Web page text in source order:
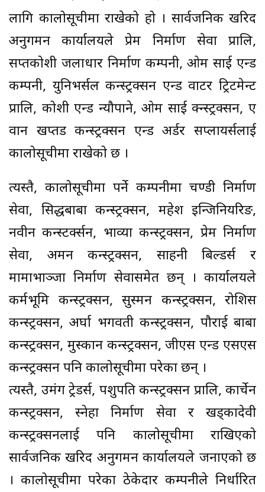
लागि कालोसूचीमा राखेको हो । सार्वजनिक खरिद
अनुगमन कार्यालयले प्रेम निर्माण सेवा प्रालि,
सप्तकोशी जलाधार निर्माण कम्पनी, ओम साई एन्ड
कम्पनी, युनिभर्सल कन्स्ट्रक्सन एन्ड वाटर ट्रिटमेन्ट
प्रालि, कोशी एन्ड न्यौपाने, ओम साई क्न्स्ट्रक्सन, ए
वान खप्तड कन्स्ट्रक्सन एन्ड अर्डर सप्लायर्सलाई
कालोसूचीमा राखेको छ ।
त्यस्तै, कालोसूचीमा पर्ने कम्पनीमा चण्डी निर्माण
सेवा, सिद्धबाबा कन्स्ट्रक्सन, महेश इन्जिनियरिङ,
नवीन कन्स्टर्क्सन, भाव्या कन्स्ट्रक्सन, प्रेम निर्माण
सेवा, अमन कन्स्ट्रक्सन, साहनी बिल्डर्स र
मामाभाञ्जा निर्माण सेवासमेत छन् । कार्यालयले
कर्मभूमि कन्स्ट्रक्सन, सुस्मन कन्स्ट्रक्सन, रोशिस
कन्स्ट्रक्सन, अर्घा भगवती कन्स्ट्रक्सन, पौराई बाबा
कन्स्ट्रक्सन, मुस्कान कन्स्ट्रक्सन, जीएस एन्ड एसएस
कन्स्ट्रक्सन पनि कालोसूचीमा परेका छन् ।
त्यस्तै, उमंग ट्रेडर्स, पशुपति कन्स्ट्रक्सन प्रालि, कार्चेन
कन्स्ट्रक्सन, स्नेहा निर्माण सेवा र खड्कादेवी
कन्स्ट्रक्सनलाई पनि कालोसूचीमा राखिएको
सार्वजनिक खरिद अनुगमन कार्यालयले जनाएको छ
। कालोसूचीमा परेका ठेकेदार कम्पनीले निर्धारित